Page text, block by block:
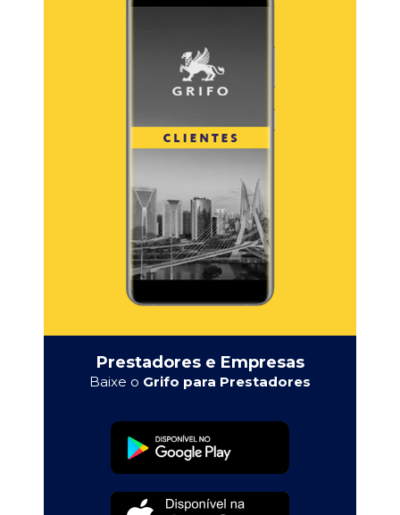
Prestadores e Empresas
Baixe o Grifo para Prestadores